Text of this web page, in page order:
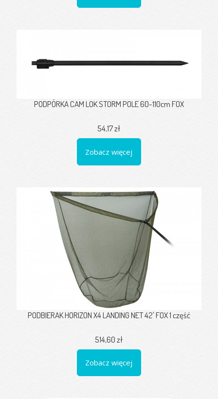
PODPÓRKA CAM LOK STORM POLE 60-110cm FOX
54,17 zł
Zobacz więcej
PODBIERAK HORIZON X4 LANDING NET 42' FOX 1 część
514,60 zł
Zobacz więcej